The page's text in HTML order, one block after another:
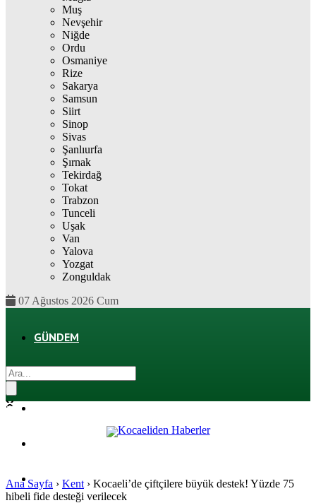
Muş
Nevşehir
Niğde
Ordu
Osmaniye
Rize
Sakarya
Samsun
Siirt
Sinop
Sivas
Şanlıurfa
Şırnak
Tekirdağ
Tokat
Trabzon
Tunceli
Uşak
Van
Yalova
Yozgat
Zonguldak
07 Ağustos 2026 Cum
GÜNDEM
SPOR
Ana Sayfa › Kent › Kocaeli’de çiftçilere büyük destek! Yüzde 75
hibeli fide desteği verilecek